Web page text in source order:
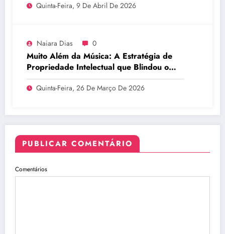
Quinta-Feira, 9 De Abril De 2026
Naiara Dias 0
Muito Além da Música: A Estratégia de
Propriedade Intelectual que Blindou o
Legado do BTS
Quinta-Feira, 26 De Março De 2026
PUBLICAR COMENTÁRIO
Comentários